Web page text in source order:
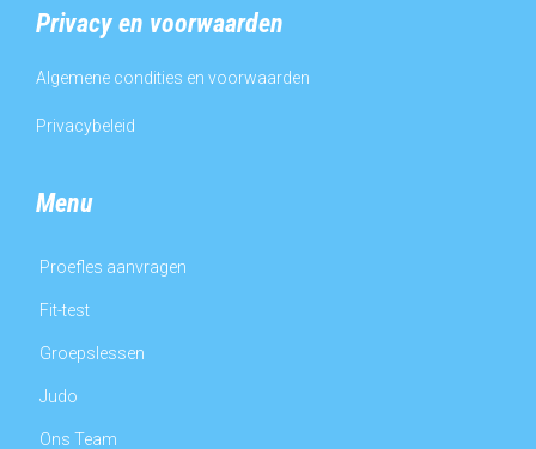
Privacy en voorwaarden
Algemene condities en voorwaarden
Privacybeleid
Menu
Proefles aanvragen
Fit-test
Groepslessen
Judo
Ons Team